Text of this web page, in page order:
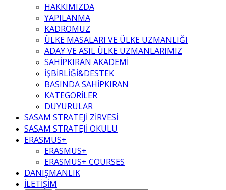
HAKKIMIZDA
YAPILANMA
KADROMUZ
ÜLKE MASALARI VE ÜLKE UZMANLIĞI
ADAY VE ASIL ÜLKE UZMANLARIMIZ
SAHİPKIRAN AKADEMİ
İŞBİRLİĞİ&DESTEK
BASINDA SAHİPKIRAN
KATEGORİLER
DUYURULAR
SASAM STRATEJİ ZİRVESİ
SASAM STRATEJİ OKULU
ERASMUS+
ERASMUS+
ERASMUS+ COURSES
DANIŞMANLIK
İLETİŞİM